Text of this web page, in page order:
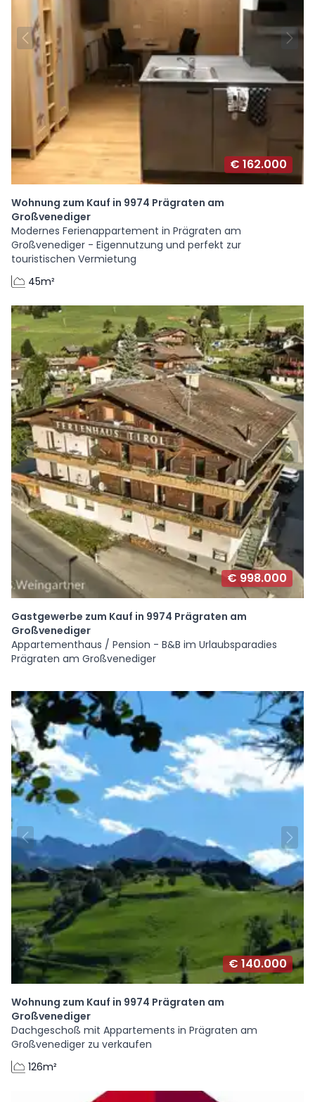
€ 162.000
Wohnung zum Kauf in 9974 Prägraten am
Großvenediger
Modernes Ferienappartement in Prägraten am
Großvenediger - Eigennutzung und perfekt zur
touristischen Vermietung
45m²
€ 998.000
Gastgewerbe zum Kauf in 9974 Prägraten am
Großvenediger
Appartementhaus / Pension - B&B im Urlaubsparadies
Prägraten am Großvenediger
€ 140.000
Wohnung zum Kauf in 9974 Prägraten am
Großvenediger
Dachgeschoß mit Appartements in Prägraten am
Großvenediger zu verkaufen
126m²